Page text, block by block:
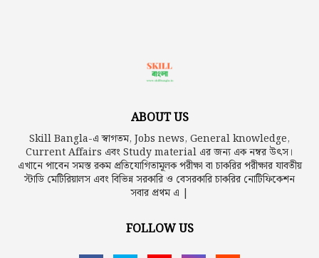
ABOUT US
Skill Bangla-এ স্বাগতম, Jobs news, General knowledge,
Current Affairs এবং Study material এর জন্য এক নম্বর উৎস।
এখানে পাবেন সমস্ত রকম প্রতিযোগিতামূলক পরীক্ষা বা চাকরির পরীক্ষার যাবতীয়
স্টাডি মেটিরিয়ালস এবং বিভিন্ন সরকারি ও বেসরকারি চাকরির নোটিফিকেশন
সবার প্রথম এ |
FOLLOW US